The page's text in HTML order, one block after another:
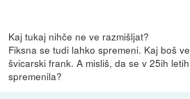
Kaj tukaj nihče ne ve razmišljat?
Fiksna se tudi lahko spremeni. Kaj boš
švicarski frank. A misliš, da se v 25ih
spremenila?